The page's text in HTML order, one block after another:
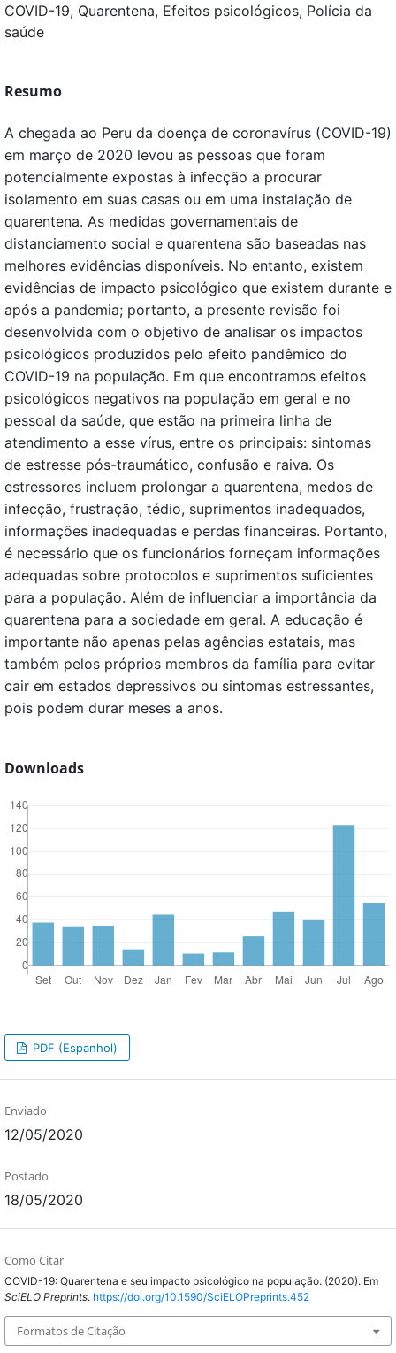
COVID-19, Quarentena, Efeitos psicológicos, Polícia da
saúde
Resumo
A chegada ao Peru da doença de coronavírus (COVID-19)
em março de 2020 levou as pessoas que foram
potencialmente expostas à infecção a procurar
isolamento em suas casas ou em uma instalação de
quarentena. As medidas governamentais de
distanciamento social e quarentena são baseadas nas
melhores evidências disponíveis. No entanto, existem
evidências de impacto psicológico que existem durante e
após a pandemia; portanto, a presente revisão foi
desenvolvida com o objetivo de analisar os impactos
psicológicos produzidos pelo efeito pandêmico do
COVID-19 na população. Em que encontramos efeitos
psicológicos negativos na população em geral e no
pessoal da saúde, que estão na primeira linha de
atendimento a esse vírus, entre os principais: sintomas
de estresse pós-traumático, confusão e raiva. Os
estressores incluem prolongar a quarentena, medos de
infecção, frustração, tédio, suprimentos inadequados,
informações inadequadas e perdas financeiras. Portanto,
é necessário que os funcionários forneçam informações
adequadas sobre protocolos e suprimentos suficientes
para a população. Além de influenciar a importância da
quarentena para a sociedade em geral. A educação é
importante não apenas pelas agências estatais, mas
também pelos próprios membros da família para evitar
cair em estados depressivos ou sintomas estressantes,
pois podem durar meses a anos.
Downloads
PDF (Espanhol)
Enviado
12/05/2020
Postado
18/05/2020
Como Citar
COVID-19: Quarentena e seu impacto psicológico na população. (2020). Em
SciELO Preprints. https://doi.org/10.1590/SciELOPreprints.452
Formatos de Citação